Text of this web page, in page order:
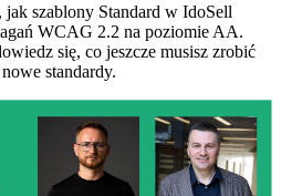
jak szablony Standard w IdoSell
WCAG 2.2 na poziomie AA.
się, co jeszcze musisz zrobić
standardy.